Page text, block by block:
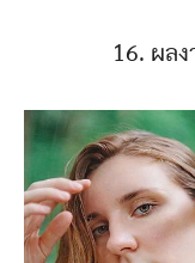
16. ผลง